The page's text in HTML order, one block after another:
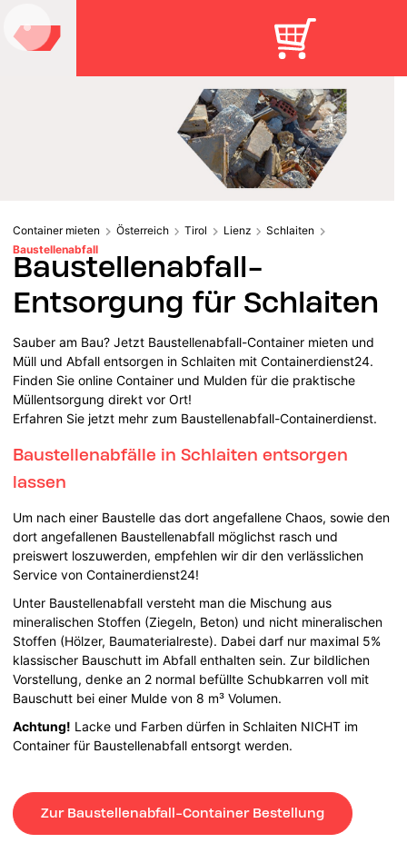
Container mieten Österreich Tirol Lienz
Schlaiten
Baustellenabfall
Baustellenabfall-
Entsorgung für Schlaiten
Sauber am Bau? Jetzt Baustellenabfall-Container mieten und
Müll und Abfall entsorgen in Schlaiten mit Containerdienst24.
Finden Sie online Container und Mulden für die praktische
Müllentsorgung direkt vor Ort!
Erfahren Sie jetzt mehr zum Baustellenabfall-Containerdienst.
Baustellenabfälle in Schlaiten entsorgen
lassen
Um nach einer Baustelle das dort angefallene Chaos, sowie den
dort angefallenen Baustellenabfall möglichst rasch und
preiswert loszuwerden, empfehlen wir dir den verlässlichen
Service von Containerdienst24!
Unter Baustellenabfall versteht man die Mischung aus
mineralischen Stoffen (Ziegeln, Beton) und nicht mineralischen
Stoffen (Hölzer, Baumaterialreste). Dabei darf nur maximal 5%
klassischer Bauschutt im Abfall enthalten sein. Zur bildlichen
Vorstellung, denke an 2 normal befüllte Schubkarren voll mit
Bauschutt bei einer Mulde von 8 m³ Volumen.
Achtung! Lacke und Farben dürfen in Schlaiten NICHT im
Container für Baustellenabfall entsorgt werden.
Zur Baustellenabfall-Container Bestellung